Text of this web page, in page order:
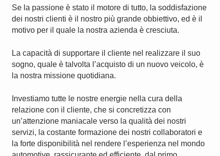
Se la passione è stato il motore di tutto, la soddisfazione
dei nostri clienti è il nostro più grande obbiettivo, ed è il
motivo per il quale la nostra azienda è cresciuta.
La capacità di supportare il cliente nel realizzare il suo
sogno, quale è talvolta l’acquisto di un nuovo veicolo, è
la nostra missione quotidiana.
Investiamo tutte le nostre energie nella cura della
relazione con il cliente, che si concretizza con
un’attenzione maniacale verso la qualità dei nostri
servizi, la costante formazione dei nostri collaboratori e
la forte disponibilità nel rendere l’esperienza nel mondo